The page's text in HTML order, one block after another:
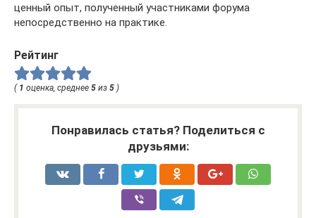
ценный опыт, полученный участниками форума
непосредственно на практике.
Рейтинг
( 1 оценка, среднее 5 из 5 )
Понравилась статья? Поделиться с
друзьями: